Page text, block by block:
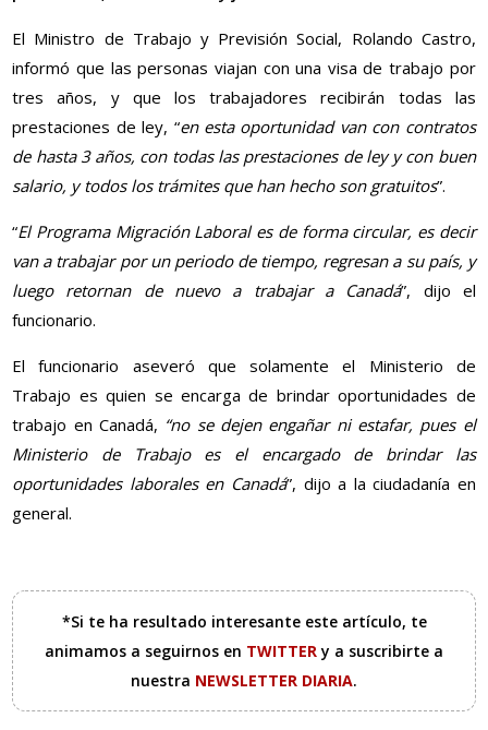
El Ministro de Trabajo y Previsión Social, Rolando Castro,
informó que las personas viajan con una visa de trabajo por
tres años, y que los trabajadores recibirán todas las
prestaciones de ley, “en esta oportunidad van con contratos
de hasta 3 años, con todas las prestaciones de ley y con buen
salario, y todos los trámites que han hecho son gratuitos”.
“El Programa Migración Laboral es de forma circular, es decir
van a trabajar por un periodo de tiempo, regresan a su país, y
luego retornan de nuevo a trabajar a Canadá”, dijo el
funcionario.
El funcionario aseveró que solamente el Ministerio de
Trabajo es quien se encarga de brindar oportunidades de
trabajo en Canadá, “no se dejen engañar ni estafar, pues el
Ministerio de Trabajo es el encargado de brindar las
oportunidades laborales en Canadá”, dijo a la ciudadanía en
general.
*Si te ha resultado interesante este artículo, te
animamos a seguirnos en TWITTERy a suscribirte a
nuestra NEWSLETTER DIARIA.